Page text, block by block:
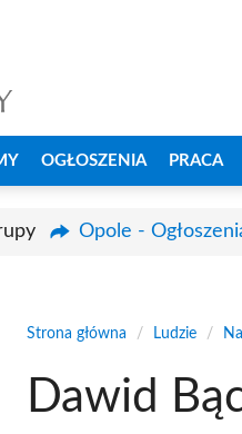
OGŁOSZENIA PRACA
Opole -
Strona główna / Ludzie /
Dawid